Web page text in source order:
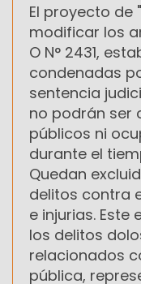
El proyecto de
modificar los
O N° 2431,
condenadas
sentencia
no podrán ser
públicos ni
durante el
Quedan
delitos contra
e injurias. Este
los delitos
relacionados
pública,